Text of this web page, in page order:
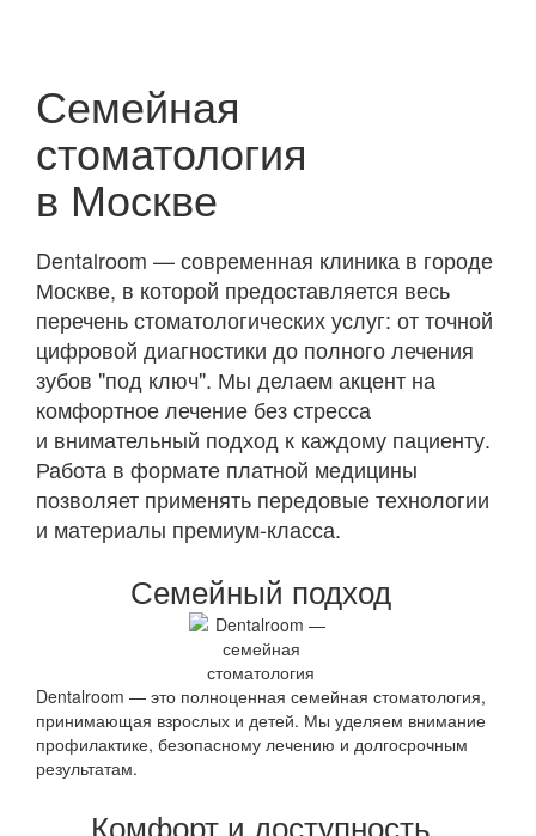
Семейная
стоматология
в Москве
Dentalroom — современная клиника в городе
Москве, в которой предоставляется весь
перечень стоматологических услуг: от точной
цифровой диагностики до полного лечения
зубов "под ключ". Мы делаем акцент на
комфортное лечение без стресса
и внимательный подход к каждому пациенту.
Работа в формате платной медицины
позволяет применять передовые технологии
и материалы премиум-класса.
Семейный подход
Dentalroom — это полноценная семейная стоматология,
принимающая взрослых и детей. Мы уделяем внимание
профилактике, безопасному лечению и долгосрочным
результатам.
Комфорт и доступность